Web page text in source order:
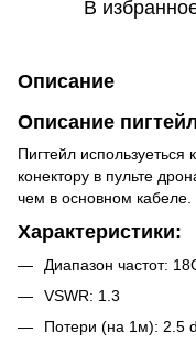
В
Описание
Описание
Пигтейл используеться
конектору в пульте
чем в основном кабеле.
Характеристики:
Диапазон частот:
VSWR: 1.3
Потери (на 1м): 2.5